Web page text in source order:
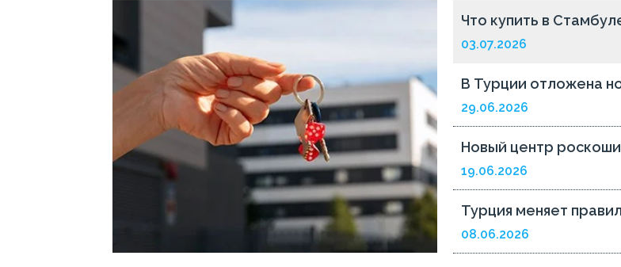
Что купить в
03.07.2026
В Турции отложена
29.06.2026
Новый центр
19.06.2026
Турция меняет
08.06.2026